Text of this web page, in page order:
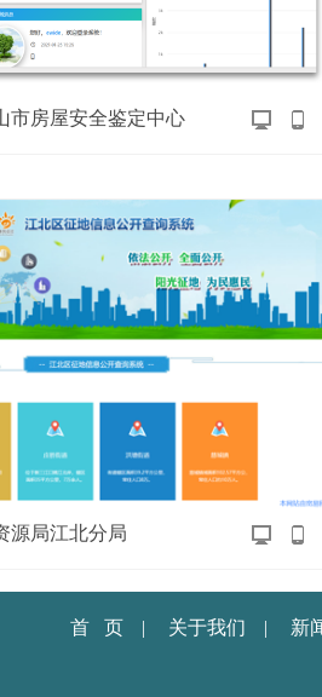
市房屋安全鉴定中心
源局江北分局
首 页 | 关于我们 | 新